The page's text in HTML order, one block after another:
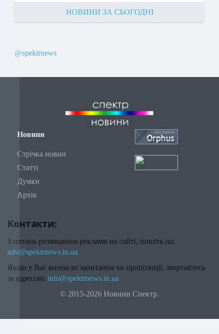
НОВИНИ ЗА СЬОГОДНІ
@spektrnews
Новини
Стрічка новин
Статті
Думки
Архів
Контакти:
З питань розміщення реклами на сайті, пишіть на:
adv@spektrnews.in.ua
Якщо у Вас виникли запитання чи пропозиції, звертайтесь
за адресою: info@spektrnews.in.ua
© 2015-2026 Новини Спектр.